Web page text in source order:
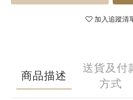
加入追蹤清
商品描述
送貨及付
方式